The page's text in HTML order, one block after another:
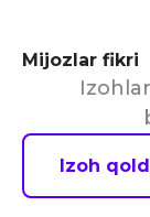
Mijozlar fikri
Izoh